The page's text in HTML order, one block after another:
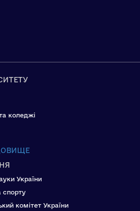
коледжі
України
спорту
комітет України